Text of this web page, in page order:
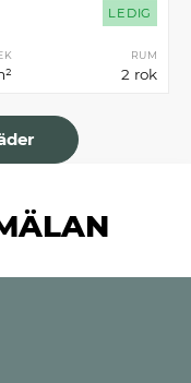
RUM
2 rok
LEDIG